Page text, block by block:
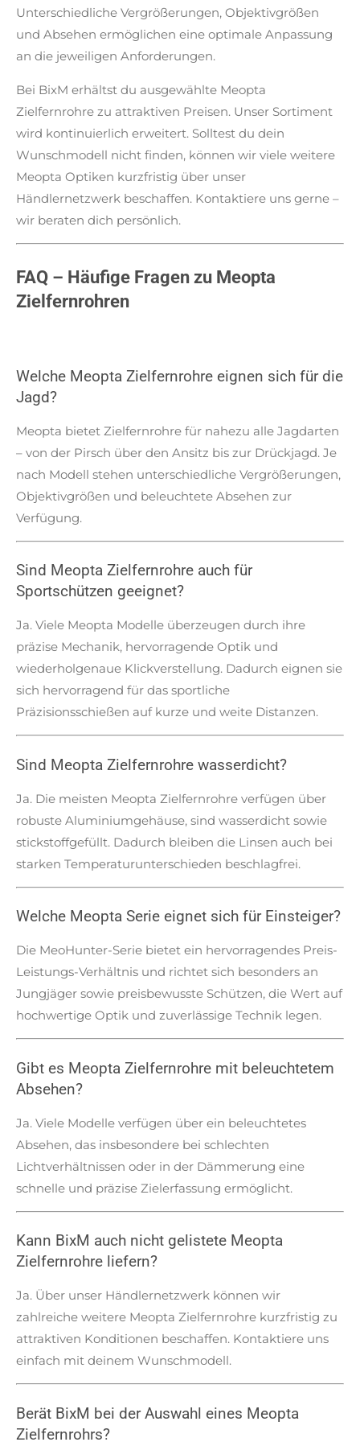
Unterschiedliche Vergrößerungen, Objektivgrößen
und Absehen ermöglichen eine optimale Anpassung
an die jeweiligen Anforderungen.
Bei BixM erhältst du ausgewählte Meopta
Zielfernrohre zu attraktiven Preisen. Unser Sortiment
wird kontinuierlich erweitert. Solltest du dein
Wunschmodell nicht finden, können wir viele weitere
Meopta Optiken kurzfristig über unser
Händlernetzwerk beschaffen. Kontaktiere uns gerne –
wir beraten dich persönlich.
FAQ – Häufige Fragen zu Meopta
Zielfernrohren
Welche Meopta Zielfernrohre eignen sich für die
Jagd?
Meopta bietet Zielfernrohre für nahezu alle Jagdarten
– von der Pirsch über den Ansitz bis zur Drückjagd. Je
nach Modell stehen unterschiedliche Vergrößerungen,
Objektivgrößen und beleuchtete Absehen zur
Verfügung.
Sind Meopta Zielfernrohre auch für
Sportschützen geeignet?
Ja. Viele Meopta Modelle überzeugen durch ihre
präzise Mechanik, hervorragende Optik und
wiederholgenaue Klickverstellung. Dadurch eignen sie
sich hervorragend für das sportliche
Präzisionsschießen auf kurze und weite Distanzen.
Sind Meopta Zielfernrohre wasserdicht?
Ja. Die meisten Meopta Zielfernrohre verfügen über
robuste Aluminiumgehäuse, sind wasserdicht sowie
stickstoffgefüllt. Dadurch bleiben die Linsen auch bei
starken Temperaturunterschieden beschlagfrei.
Welche Meopta Serie eignet sich für Einsteiger?
Die MeoHunter-Serie bietet ein hervorragendes Preis-
Leistungs-Verhältnis und richtet sich besonders an
Jungjäger sowie preisbewusste Schützen, die Wert auf
hochwertige Optik und zuverlässige Technik legen.
Gibt es Meopta Zielfernrohre mit beleuchtetem
Absehen?
Ja. Viele Modelle verfügen über ein beleuchtetes
Absehen, das insbesondere bei schlechten
Lichtverhältnissen oder in der Dämmerung eine
schnelle und präzise Zielerfassung ermöglicht.
Kann BixM auch nicht gelistete Meopta
Zielfernrohre liefern?
Ja. Über unser Händlernetzwerk können wir
zahlreiche weitere Meopta Zielfernrohre kurzfristig zu
attraktiven Konditionen beschaffen. Kontaktiere uns
einfach mit deinem Wunschmodell.
Berät BixM bei der Auswahl eines Meopta
Zielfernrohrs?